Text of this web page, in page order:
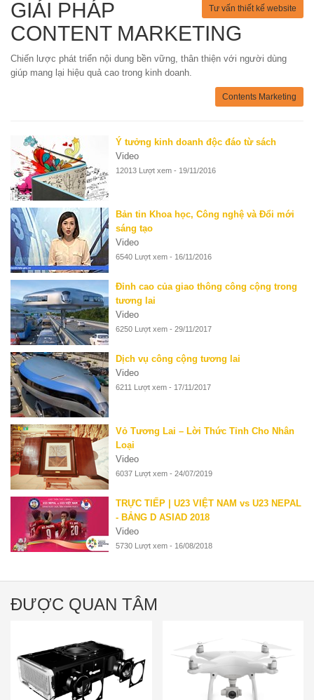
Tư vấn thiết kế website
GIẢI PHÁP
CONTENT MARKETING
Chiến lược phát triển nội dung bền vững, thân thiện với người dùng
giúp mang lại hiệu quả cao trong kinh doanh.
Contents Marketing
Ý tưởng kinh doanh độc đáo từ sách
Video
12013 Lượt xem - 19/11/2016
Bản tin Khoa học, Công nghệ và Đổi mới
sáng tạo
Video
6540 Lượt xem - 16/11/2016
Đỉnh cao của giao thông công cộng trong
tương lai
Video
6250 Lượt xem - 29/11/2017
Dịch vụ công cộng tương lai
Video
6211 Lượt xem - 17/11/2017
Vỏ Tương Lai – Lời Thức Tỉnh Cho Nhân
Loại
Video
6037 Lượt xem - 24/07/2019
TRỰC TIẾP | U23 VIỆT NAM vs U23 NEPAL
- BẢNG D ASIAD 2018
Video
5730 Lượt xem - 16/08/2018
ĐƯỢC QUAN TÂM